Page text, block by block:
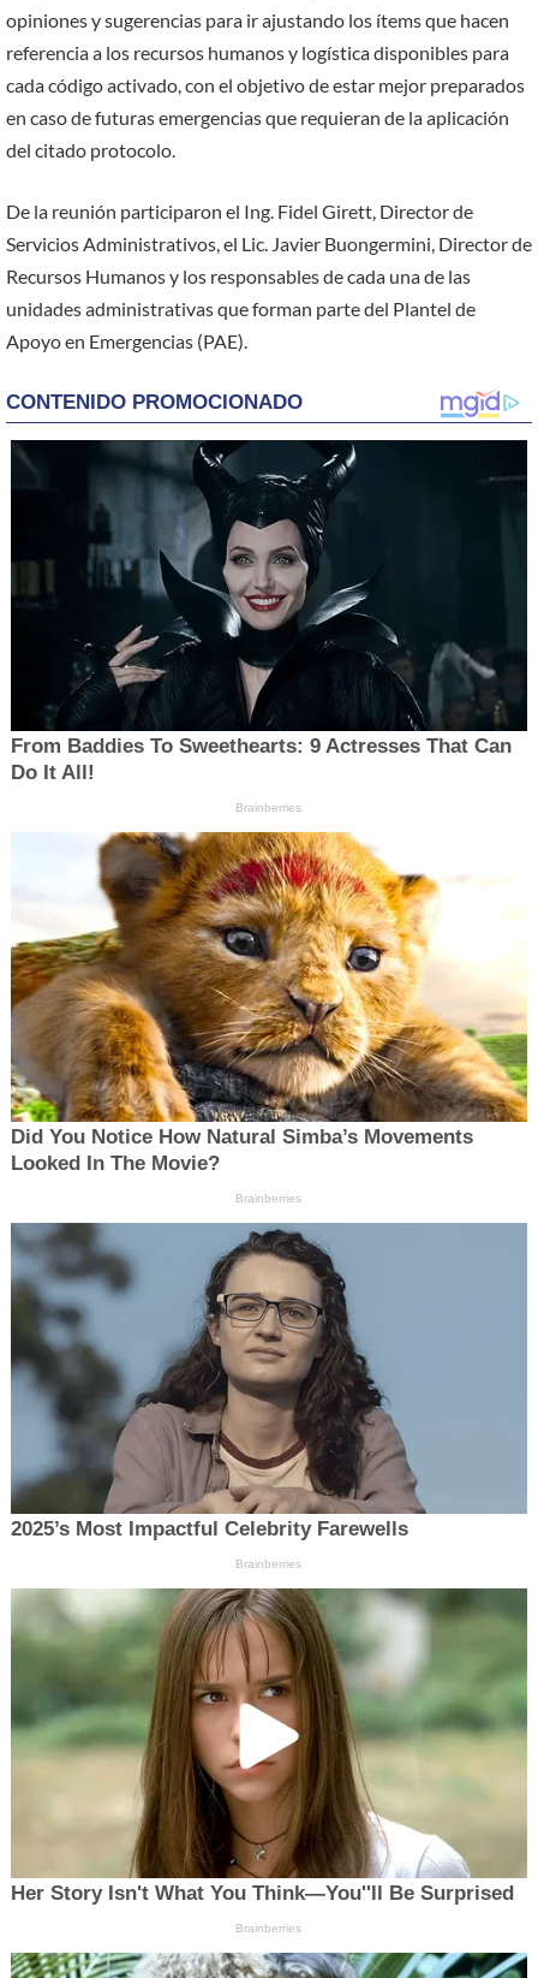
opiniones y sugerencias para ir ajustando los ítems que hacen
referencia a los recursos humanos y logística disponibles para
cada código activado, con el objetivo de estar mejor preparados
en caso de futuras emergencias que requieran de la aplicación
del citado protocolo.
De la reunión participaron el Ing. Fidel Girett, Director de
Servicios Administrativos, el Lic. Javier Buongermini, Director de
Recursos Humanos y los responsables de cada una de las
unidades administrativas que forman parte del Plantel de
Apoyo en Emergencias (PAE).